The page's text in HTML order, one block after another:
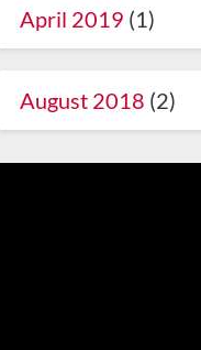
April 2019 (1)
August 2018 (2)